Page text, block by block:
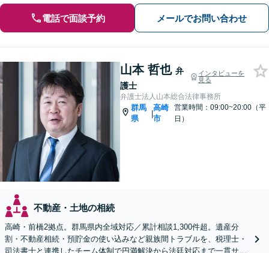
電話で面談予約 メールでお問い合わせ
山本 哲也 弁
護士
インタビューを
見る
弁護士法人山本総合法律事務所
群馬
県
|
高崎
市
営業時間：09:00~20:00（平
日）
不動産・土地の相続
高崎・前橋2拠点。群馬県内全域対応／累計相談1,300件超。遺産分
割・不動産相続・預貯金の使い込みなど親族間トラブルを、税理士・
司法書士と連携したチーム体制で円満解決から法廷対応まで一貫サポ